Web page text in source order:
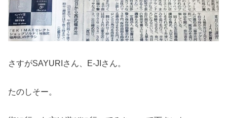
さすがSAYURIさん、E-JIさん。
たのしそー。